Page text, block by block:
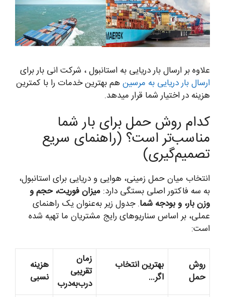
علاوه بر ارسال بار دریایی به استانبول ، شرکت انی بار برای
ارسال بار دریایی به مرسین هم بهترین خدمات را با کمترین
هزینه در اختیار شما قرار میدهد.
کدام روش حمل برای بار شما
مناسب‌تر است؟ (راهنمای سریع
تصمیم‌گیری)
انتخاب میان حمل زمینی، هوایی و دریایی برای استانبول،
به سه فاکتور اصلی بستگی دارد: میزان فوریت، حجم و
وزن بار، و بودجه شما. جدول زیر به‌عنوان یک راهنمای
عملی، بر اساس سناریوهای رایج مشتریان ما تهیه شده
است:
روش
حمل
بهترین انتخاب
اگر…
زمان
تقریبی
درب‌به‌درب
هزینه
نسبی